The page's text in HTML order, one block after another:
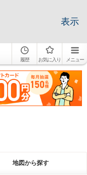
表示
履歴 お気に入り メニュー
地図から探す